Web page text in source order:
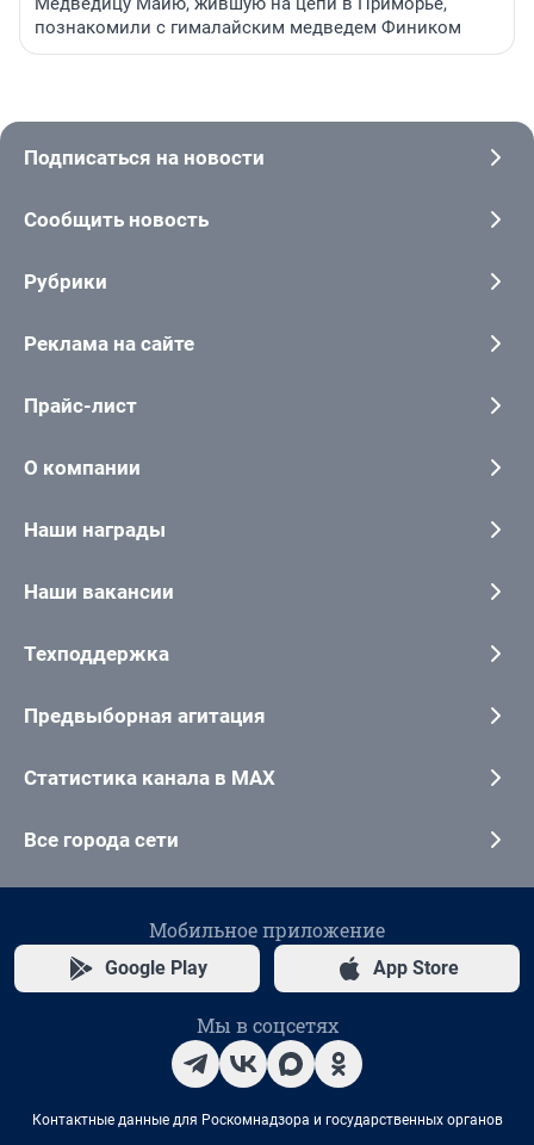
познакомили с гималайским медведем Фиником
Подписаться на новости
Сообщить новость
Рубрики
Реклама на сайте
Прайс-лист
О компании
Наши награды
Наши вакансии
Техподдержка
Предвыборная агитация
Статистика канала в MAX
Все города сети
Мобильное приложение
Google Play App Store
Мы в соцсетях
Контактные данные для Роскомнадзора и государственных органов